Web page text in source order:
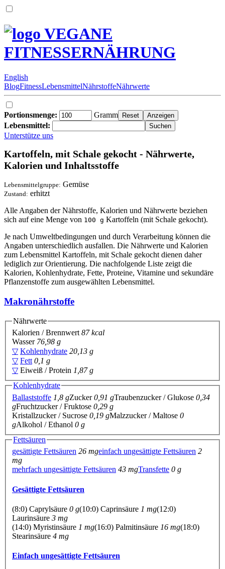
VEGANE
FITNESSERNÄHRUNG
English
BlogFitnessLebensmittelNährstoffeNährwerte
Portionsmenge:
Gramm
Lebensmittel:
Unterstütze uns
Kartoffeln, mit Schale gekocht - Nährwerte,
Kalorien und Inhaltsstoffe
Lebensmittelgruppe: Gemüse
Zustand: erhitzt
Alle Angaben der Nährstoffe, Kalorien und Nährwerte beziehen
sich auf eine Menge von 100 g Kartoffeln (mit Schale gekocht).
Je nach Umweltbedingungen und durch Verarbeitung können die
Angaben unterschiedlich ausfallen. Die Nährwerte und Kalorien
zum Lebensmittel Kartoffeln, mit Schale gekocht dienen daher
lediglich zur Orientierung. Die nachfolgende Liste zeigt die
Kalorien, Kohlenhydrate, Fette, Proteine, Vitamine und sekundäre
Pflanzenstoffe zum ausgewählten Lebensmittel.
Makronährstoffe
Nährwerte
Kalorien / Brennwert 87 kcal
Wasser 76,98 g
▽ Kohlenhydrate 20,13 g
▽ Fett 0,1 g
▽ Eiweiß / Protein 1,87 g
Kohlenhydrate
Ballaststoffe 1,8 gZucker0,91 gTraubenzucker / Glukose 0,34
gFruchtzucker / Fruktose 0,29 g
Kristallzucker / Sucrose 0,19 gMalzzucker / Maltose 0
gAlkohol / Ethanol 0 g
Fettsäuren
gesättigte Fettsäuren 26 mgeinfach ungesättigte Fettsäuren 2
mg
mehrfach ungesättigte Fettsäuren 43 mgTransfette 0 g
Gesättigte Fettsäuren
(8:0) Caprylsäure 0 g(10:0) Caprinsäure 1 mg(12:0)
Laurinsäure 3 mg
(14:0) Myristinsäure 1 mg(16:0) Palmitinsäure 16 mg(18:0)
Stearinsäure 4 mg
Einfach ungesättigte Fettsäuren